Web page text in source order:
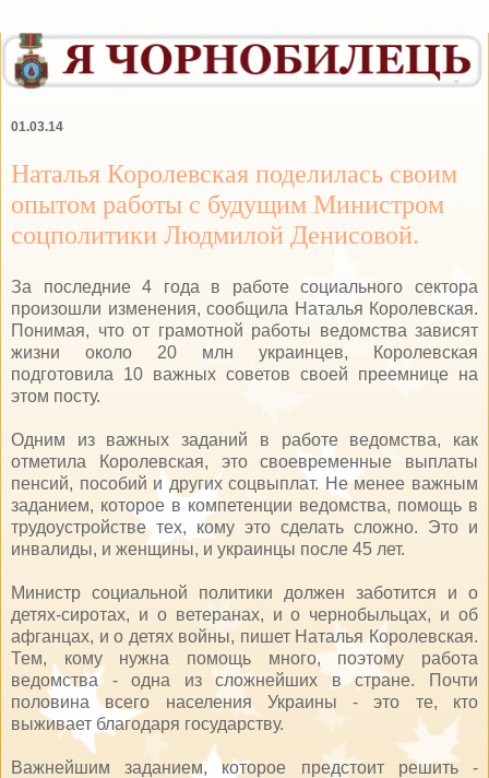
01.03.14
Наталья Королевская поделилась своим
опытом работы с будущим Министром
соцполитики Людмилой Денисовой.
За последние 4 года в работе социального сектора
произошли изменения, сообщила Наталья Королевская.
Понимая, что от грамотной работы ведомства зависят
жизни около 20 млн украинцев, Королевская
подготовила 10 важных советов своей преемнице на
этом посту.
Одним из важных заданий в работе ведомства, как
отметила Королевская, это своевременные выплаты
пенсий, пособий и других соцвыплат. Не менее важным
заданием, которое в компетенции ведомства, помощь в
трудоустройстве тех, кому это сделать сложно. Это и
инвалиды, и женщины, и украинцы после 45 лет.
Министр социальной политики должен заботится и о
детях-сиротах, и о ветеранах, и о чернобыльцах, и об
афганцах, и о детях войны, пишет Наталья Королевская.
Тем, кому нужна помощь много, поэтому работа
ведомства - одна из сложнейших в стране. Почти
половина всего населения Украины - это те, кто
выживает благодаря государству.
Важнейшим заданием, которое предстоит решить -